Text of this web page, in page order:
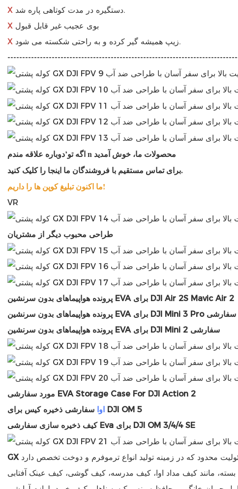
X
دستگیره در مدت کوتاهی پاره شد.
X بوی عجیب غیر قابل قبول
X
زیپ همیشه گیر کرده و به راحتی شکسته می شود.
n محصولات ما، خوش آمدید
برای تماس مستقیم با فروشندگان ما اینجا را کلیک کنید.
ما اکنون تبلیغ کوپن ها را داریم!
VR
طراحی محبوب دیگر از مشتریان
پرونده هواپیماهای بدون سرنشین EVA برای DJI Air 2S Mavic Air 2
پرونده هواپیماهای بدون سرنشین EVA برای DJI Mini 3 Pro سفارشی
پرونده هواپیماهای بدون سرنشین EVA برای DJI Mini سفارشی 2
مورد سفارشی EVA Storage Case For DJI Action 2
اوا سفارشی ذخیره
کیس برای DJI OM 5
کیف ذخیره سازی سفارشی Eva برای DJI OM 3/4/4 SE
GX